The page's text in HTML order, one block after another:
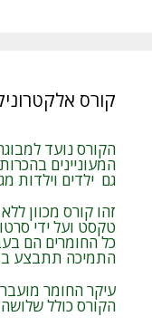
קורס
הקורס נועד
המעוניינים
גם ילדים וילדות מגיל 12 יוכלו ליהנות מרוב
זהו קורס מכוון
טקסט ועל ידי
כל החומרים הם
התמיכה תתבצע
עיקר החומר מועבר
הקורס כולל